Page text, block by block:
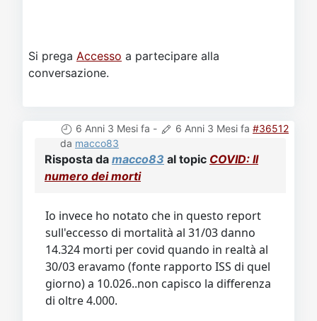
Si prega Accesso a partecipare alla
conversazione.
6 Anni 3 Mesi fa - 6 Anni 3 Mesi fa #36512
da macco83
Risposta da macco83 al topic COVID: Il
numero dei morti
Io invece ho notato che in questo report
sull'eccesso di mortalità al 31/03 danno
14.324 morti per covid quando in realtà al
30/03 eravamo (fonte rapporto ISS di quel
giorno) a 10.026..non capisco la differenza
di oltre 4.000.